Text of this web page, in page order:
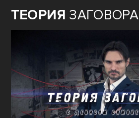
ТЕОРИЯ ЗАГОВОРА